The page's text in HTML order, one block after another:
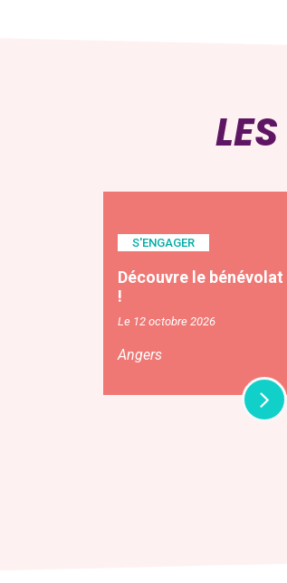
S'ENGAGER
Découvre le
!
Le 12 octobre 2026
Angers